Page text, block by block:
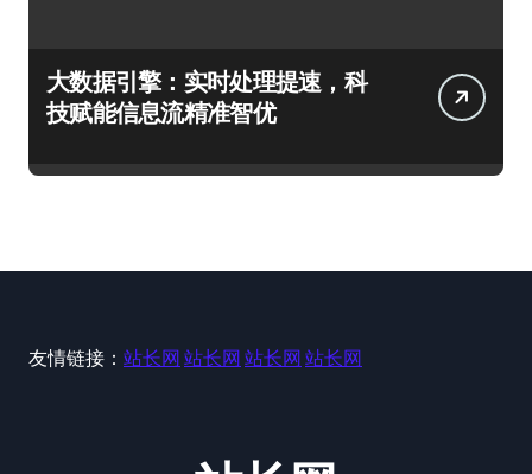
大数据引擎：实时处理提速，科
技赋能信息流精准智优
友情链接： 站长网 站长网 站长网 站长网